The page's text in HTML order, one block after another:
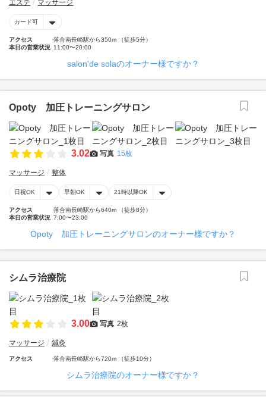
エステ マッサージ
カード可
アクセス
落合南長崎駅から350m （徒歩5分）
本日の営業状況 11:00〜20:00
salon'de solaのオーナー様ですか？
Opoty 加圧トレーニングサロン
3.02 写真 15枚
マッサージ 整体
日祝OK 早朝OK 21時以降OK
アクセス
落合南長崎駅から640m （徒歩8分）
本日の営業状況 7:00〜23:00
Opoty 加圧トレーニングサロンのオーナー様ですか？
シムラ治療院
3.00 写真 2枚
マッサージ 鍼灸
アクセス 落合南長崎駅から720m （徒歩10分）
シムラ治療院のオーナー様ですか？